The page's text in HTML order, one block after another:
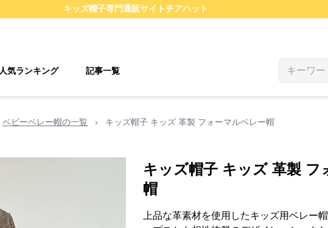
キッズ帽子専門通販サイトチアハット
人気ランキング 記事一覧
ベビーベレー帽の一覧 › キッズ帽子 キッズ 革製 フォーマルベレー帽
キッズ帽子 キッズ 革製 フ
帽
上品な革素材を使用したキッズ用ベレー